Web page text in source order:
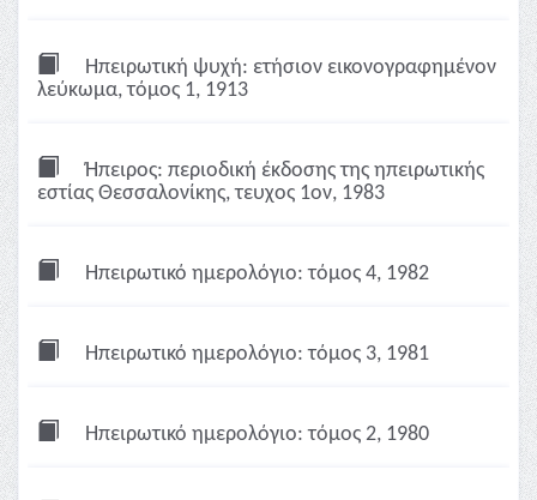
Ηπειρωτική ψυχή: ετήσιον εικονογραφημένον
λεύκωμα, τόμος 1, 1913
Ήπειρος: περιοδική έκδοσης της ηπειρωτικής
εστίας Θεσσαλονίκης, τευχος 1ον, 1983
Ηπειρωτικό ημερολόγιο: τόμος 4, 1982
Ηπειρωτικό ημερολόγιο: τόμος 3, 1981
Ηπειρωτικό ημερολόγιο: τόμος 2, 1980